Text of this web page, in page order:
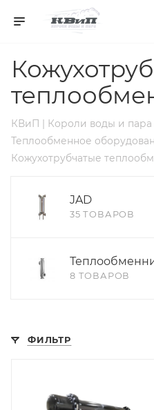
КВиП | Короли воды и пара
Теплообменное
Кожухотрубчатые
JAD
35 ТОВАРОВ
8 ТОВАРОВ
ФИЛЬТР